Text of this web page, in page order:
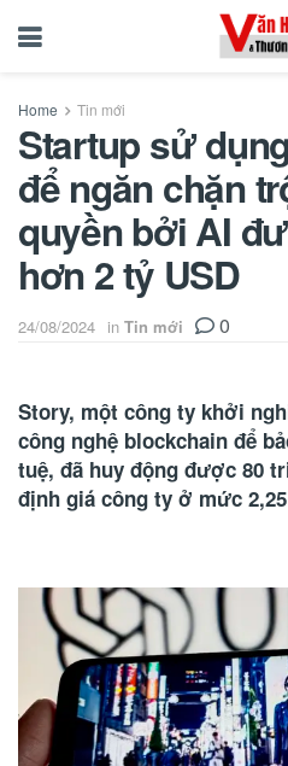
Home Tin mới
Startup sử
để ngăn chặn
quyền bởi AI
hơn 2 tỷ USD
24/08/2024 in Tin mới 0
Story, một công ty khởi
công nghệ blockchain để
tuệ, đã huy động được 80
định giá công ty ở mức